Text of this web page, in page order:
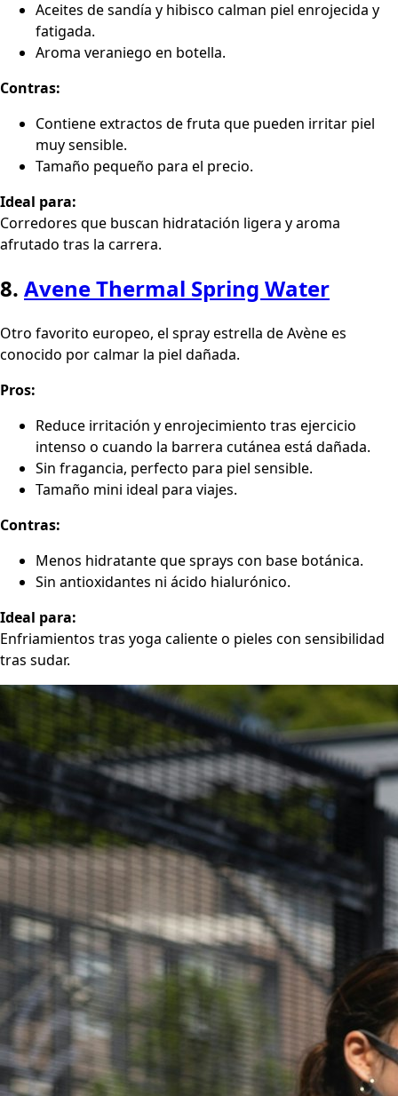
Aceites de sandía y hibisco calman piel enrojecida y
fatigada.
Aroma veraniego en botella.
Contras:
Contiene extractos de fruta que pueden irritar piel
muy sensible.
Tamaño pequeño para el precio.
Ideal para:
Corredores que buscan hidratación ligera y aroma
afrutado tras la carrera.
8. Avene Thermal Spring Water
Otro favorito europeo, el spray estrella de Avène es
conocido por calmar la piel dañada.
Pros:
Reduce irritación y enrojecimiento tras ejercicio
intenso o cuando la barrera cutánea está dañada.
Sin fragancia, perfecto para piel sensible.
Tamaño mini ideal para viajes.
Contras:
Menos hidratante que sprays con base botánica.
Sin antioxidantes ni ácido hialurónico.
Ideal para:
Enfriamientos tras yoga caliente o pieles con sensibilidad
tras sudar.